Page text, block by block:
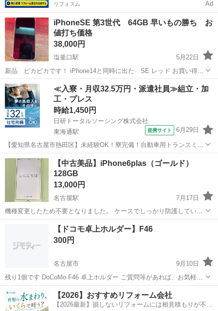
リフォスム Ad
iPhoneSE 第3世代 64GB 早いもの勝ち お
値打ち価格
38,000円
塩釜口駅
5月22日
新品 ピカピカです！ iPhone14と同時に出た SE レッド お買い得で
す愛知 名古屋市 塩釜口駅 ドコモ 第3世代
≪入寮・月収32.5万円・派遣社員≫組立・加
工・プレス
時給1,450円
日研トータルソーシング株式会社
東海通駅
提携サイト 6月29日
【愛知県名古屋市熱田区】未経験OK！寮完備！自動車用トランスミッ
ションの組立・加工《お仕事No.7A040》 お仕事について 自動車用ト
ランスミッションの製造に関する組立・加工業務。 ※業務の変更、就
業場所の変更の範囲、...
愛知 名古屋市 東海通駅
【中古美品】iPhone6plas（ゴールド）
128GB
13,000円
名古屋駅
7月17日
機種変更したため不要となりました。 ケースでしっかり防護していた
為、綺麗な状態です。 バッテリーの劣化も見られず問題なく使用出来
ろしくお願い致します。
名古屋市 名古屋駅 ドコモ
【ドコモ卓上ホルダー】F46
300円
名古屋市
9月10日
残り1個です DoCoMo F46 卓上ホルダー ご質問等があれば、お気軽に
メッセージ待ってま〜すヽ(*´∀｀)
名古屋市 ドコモ
【2026】おすすめリフォーム会社
【2026最新】損しないリフォームには相見積もりが不可